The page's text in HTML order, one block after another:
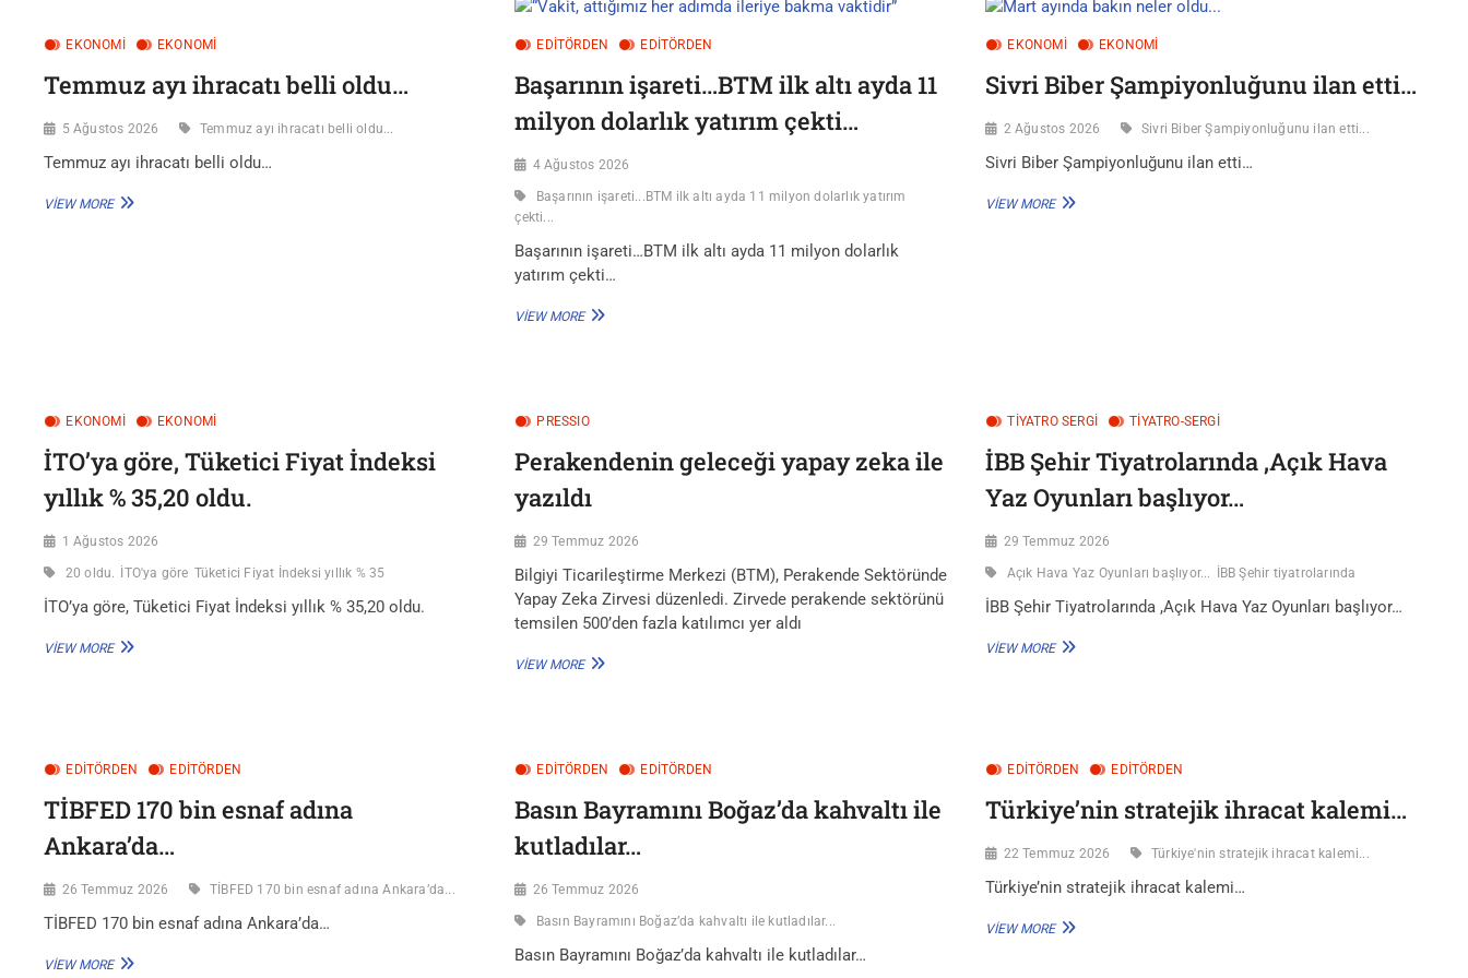
EKONOMİ EKONOMI
Temmuz ayı ihracatı belli oldu…
5 Ağustos 2026 Temmuz ayı ihracatı belli oldu...
Temmuz ayı ihracatı belli oldu…
VIEW MORETEMMUZ
EDITÖRDEN EDİTÖRDEN
Başarının işareti…BTM ilk altı ayda 11
milyon dolarlık yatırım çekti…
4 Ağustos 2026
Başarının işareti...BTM ilk altı ayda 11 milyon dolarlık yatırım
çekti...
Başarının işareti…BTM ilk altı ayda 11 milyon dolarlık
yatırım çekti…
VIEW MOREBAŞARININ
11
MILYON
DOLARLIK
ÇEKTI…
EKONOMİ EKONOMI
Sivri Biber Şampiyonluğunu ilan etti…
2 Ağustos 2026 Sivri Biber Şampiyonluğunu ilan etti...
Sivri Biber Şampiyonluğunu ilan etti…
VIEW MORESIVRI
EKONOMİ EKONOMI
İTO’ya göre, Tüketici Fiyat İndeksi
yıllık % 35,20 oldu.
1 Ağustos 2026
20 oldu. İTO'ya göre Tüketici Fiyat İndeksi yıllık % 35
İTO’ya göre, Tüketici Fiyat İndeksi yıllık % 35,20 oldu.
VIEW MOREİTO’YA
35,20
PRESSIO
Perakendenin geleceği yapay zeka ile
yazıldı
29 Temmuz 2026
Bilgiyi Ticarileştirme Merkezi (BTM), Perakende Sektöründe
Yapay Zeka Zirvesi düzenledi. Zirvede perakende sektörünü
temsilen 500’den fazla katılımcı yer aldı
VIEW MOREPERAKENDENIN
TIYATRO SERGI TİYATRO-SERGİ
İBB Şehir Tiyatrolarında ,Açık Hava
Yaz Oyunları başlıyor…
29 Temmuz 2026
Açık Hava Yaz Oyunları başlıyor... İBB Şehir tiyatrolarında
İBB Şehir Tiyatrolarında ,Açık Hava Yaz Oyunları başlıyor…
VIEW MOREİBB
OYUNLARI
EDITÖRDEN EDİTÖRDEN
TİBFED 170 bin esnaf adına
Ankara’da…
26 Temmuz 2026 TİBFED 170 bin esnaf adına Ankara’da...
TİBFED 170 bin esnaf adına Ankara’da…
VIEW MORETİBFED
EDİTÖRDEN EDITÖRDEN
Basın Bayramını Boğaz’da kahvaltı ile
kutladılar…
26 Temmuz 2026
Basın Bayramını Boğaz’da kahvaltı ile kutladılar...
Basın Bayramını Boğaz’da kahvaltı ile kutladılar…
EDITÖRDEN EDİTÖRDEN
Türkiye’nin stratejik ihracat kalemi…
22 Temmuz 2026 Türkiye'nin stratejik ihracat kalemi...
Türkiye’nin stratejik ihracat kalemi…
VIEW MORETÜRKIYE’NIN